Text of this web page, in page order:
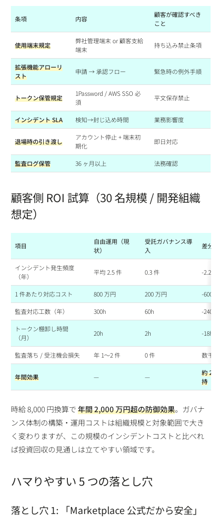
条項 内容
顧客が確認すべき
こと
使用端末規定
弊社管理端末 or 顧客支給
端末
持ち込み禁止条項
拡張機能アローリ
スト
申請 → 承認フロー 緊急時の例外手順
トークン保管規定
1Password / AWS SSO 必
須
平文保存禁止
インシデント SLA 検知→封じ込め時間 業務影響度
退場時の引き渡し
アカウント停止 + 端末初
期化
即日対応
監査ログ保管 36 ヶ月以上 法務確認
顧客側 ROI 試算（30 名規模 / 開発組織
想定）
項目
自由運用（現
状）
受託ガバナンス導
入
差分
インシデント発生頻度
（年）
平均 2.5 件 0.3 件 -2.2 件
1 件あたり対応コスト 800 万円 200 万円 -600 万
監査対応工数（年） 300h 60h -240h
トークン棚卸し時間
（月）
20h 2h -18h
監査落ち / 受注機会損失 年 1〜2 件 0 件 数千万
年間効果 — —
約
持
時給 8,000 円換算で年間 2,000 万円超の防御効果。ガバナ
ンス体制の構築・運用コストは組織規模と対象範囲で大き
く変わりますが、この規模のインシデントコストと比べれ
ば投資回収の見通しは立てやすい領域です。
ハマりやすい 5 つの落とし穴
落とし穴 1: 「Marketplace 公式だから安全」